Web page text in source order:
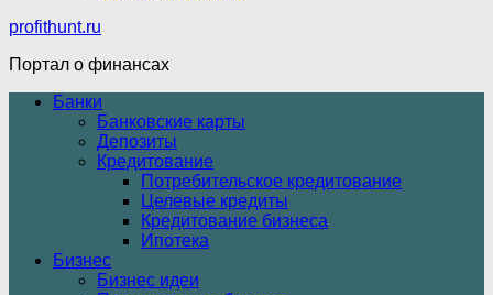
profithunt.ru
Портал о финансах
Банки
Банковские карты
Депозиты
Кредитование
Потребительское кредитование
Целевые кредиты
Кредитование бизнеса
Ипотека
Бизнес
Бизнес идеи